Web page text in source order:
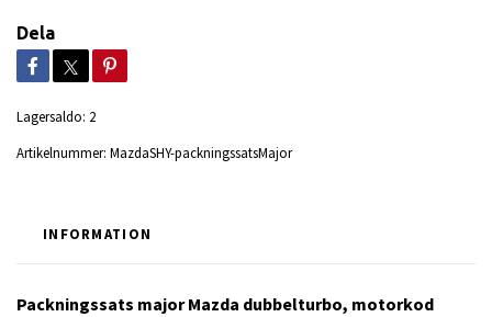
Dela
Lagersaldo: 2
Artikelnummer: MazdaSHY-packningssatsMajor
INFORMATION
Packningssats major Mazda dubbelturbo, motorkod